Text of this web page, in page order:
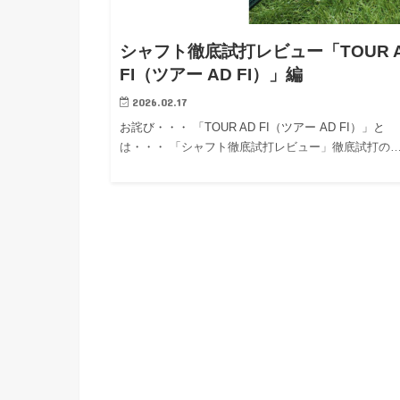
シャフト徹底試打レビュー「TOUR
FI（ツアー AD FI）」編
2026.02.17
お詫び・・・ 「TOUR AD FI（ツアー AD FI）」と
は・・・ 「シャフト徹底試打レビュー」徹底試打の